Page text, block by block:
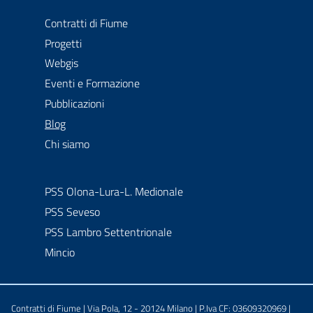
Contratti di Fiume
Progetti
Webgis
Eventi e Formazione
Pubblicazioni
Blog
Chi siamo
PSS Olona-Lura-L. Medionale
PSS Seveso
PSS Lambro Settentrionale
Mincio
Contratti di Fiume | Via Pola, 12 - 20124 Milano | P.Iva CF: 03609320969 |